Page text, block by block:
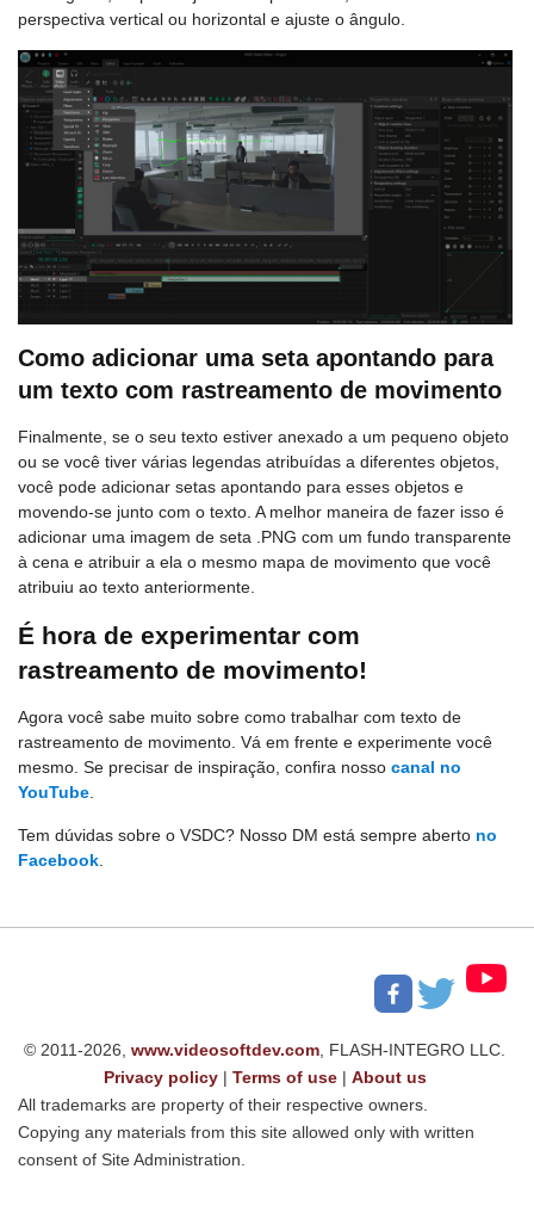
perspectiva vertical ou horizontal e ajuste o ângulo.
Como adicionar uma seta apontando para
um texto com rastreamento de movimento
Finalmente, se o seu texto estiver anexado a um pequeno objeto
ou se você tiver várias legendas atribuídas a diferentes objetos,
você pode adicionar setas apontando para esses objetos e
movendo-se junto com o texto. A melhor maneira de fazer isso é
adicionar uma imagem de seta .PNG com um fundo transparente
à cena e atribuir a ela o mesmo mapa de movimento que você
atribuiu ao texto anteriormente.
É hora de experimentar com
rastreamento de movimento!
Agora você sabe muito sobre como trabalhar com texto de
rastreamento de movimento. Vá em frente e experimente você
mesmo. Se precisar de inspiração, confira nosso canal no
YouTube
Tem dúvidas sobre o VSDC? Nosso DM está sempre aberto no
Facebook
© 2011-2026,www.videosoftdev.com , FLASH-INTEGRO LLC.
Privacy policy| Terms of use| About us
All trademarks are property of their respective owners.
Copying any materials from this site allowed only with written
consent of Site Administration.